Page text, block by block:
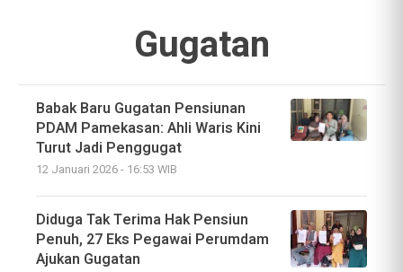
Gugatan
Babak Baru Gugatan Pensiunan
PDAM Pamekasan: Ahli Waris Kini
Turut Jadi Penggugat
12 Januari 2026 - 16:53 WIB
Diduga Tak Terima Hak Pensiun
Penuh, 27 Eks Pegawai Perumdam
Ajukan Gugatan